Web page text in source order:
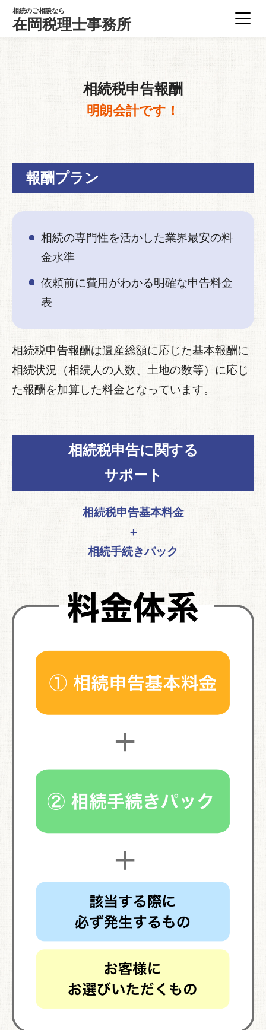
相続のご相談なら
在岡税理士事務所
相続税申告報酬
明朗会計です！
報酬プラン
相続の専門性を活かした業界最安の料
金水準
依頼前に費用がわかる明確な申告料金
表
相続税申告報酬は遺産総額に応じた基本報酬に
相続状況（相続人の人数、土地の数等）に応じ
た報酬を加算した料金となっています。
相続税申告に関する
サポート
相続税申告基本料金
＋
相続手続きパック